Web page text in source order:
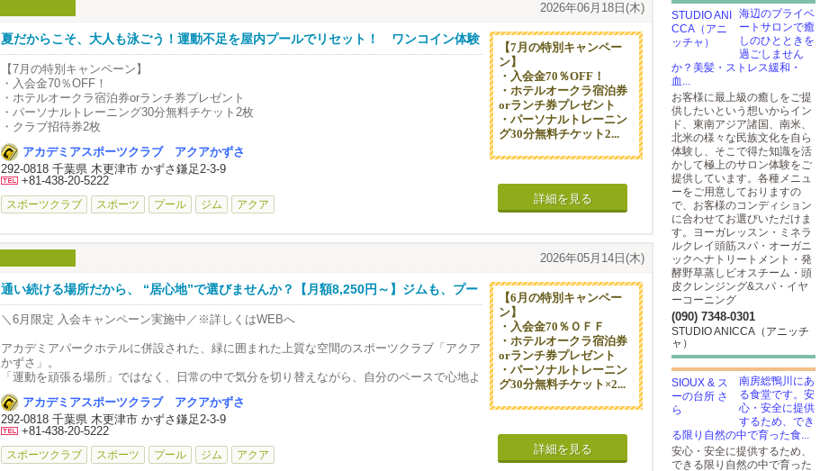
TEL : (0439) 50-9570
■お問い合わせ・詳細はこちらをご覧ください
・カルチャー君津HPhttps://www.culcome.com/
（お電話・メールフォームからお問い合わせください）
・インスタグラムからも随時新着情報をご覧いただけます
https://www.instagram.com/culcome_piacere/
★カルチャー君津は千葉県君津市にあるカルチャーセンターです。多彩な講座を取りそろえ
くことで、わたに空気を含ませ、わた本来の風合いを取り戻すことをいいます。
本来の風合いを取り戻すことで、古かったおふとんや潰れていたおふとんが側生地も新たに
ふっくら蘇ります。
◯しまいっぱなしのおふとんを再生したい
◯重さやサイズを変更したい
◯長期間メンテナンスしていない等
※打ち直しはふとんに限らず
☆羽毛リフォームも受付中ですので打ち直しや
リフォームで不明な点はなんでもお気軽にご相談ください。
2026年06月18日(木)
夏だからこそ、大人も泳ごう！運動不足を屋内プールでリセット！ ワンコイン体験
￥500 ＆ お得な入会特典実施中
【7月の特別キャンペーン】
・入会金70％OFF！
・ホテルオークラ宿泊券orランチ券プレゼント
・パーソナルトレーニング30分無料チケット2枚
・クラブ招待券2枚
・テニススクール無料体験
アカデミアパークホテルに併設された、緑に囲まれた上質な空間のスポーツクラブ「アクア
かずさ」。
「運動を頑張る場所」ではなく、日常の中で気分を切り替えながら、自分のペースで心地よ
く通い続けられる「大人の休日を愉しむ場所」です。
スタジオ： 仲間と楽しみ、心弾ませるエアロビクスや卓球
テニス： 青空の下、爽快なショットでストレスを解放
運動もリフレッシュも、すべてがこの一か所で完結！
その日の気分に合わせて通い方を選べるから、無理なく、心地よく続けられます。
この夏、あなただけの「大人の休日」をアクアかずさで始めてみませんか？
アカデミアスポーツクラブ アクアかずさ
292-0818 千葉県 木更津市 かずさ鎌足2-3-9
+81-438-20-5222
スポーツクラブ スポーツ プール ジム アクア
【7月の特別キャンペー
ン】
・入会金70％OFF！
・ホテルオークラ宿泊券
orランチ券プレゼント
・パーソナルトレーニン
グ30分無料チケット2...
詳細を見る
2026年05月14日(木)
通い続ける場所だから、 “居心地”で選びませんか？【月額8,250円～】ジムも、プー
ルも、スタジオも、テニスも！
＼6月限定 入会キャンペーン実施中／※詳しくはWEBへ
アカデミアパークホテルに併設された、緑に囲まれた上質な空間のスポーツクラブ「アクア
かずさ」。
「運動を頑張る場所」ではなく、日常の中で気分を切り替えながら、自分のペースで心地よ
く通い続けられる「大人の休日を愉しむ場所」です。
トレーニングジム： 理想の体に近づくパーソナル指導
プール： 水の揺らぎと光に癒やされるリフレッシュタイム
スタジオ： 仲間と楽しみ、心弾ませるエアロビクスや卓球
テニス： 青空の下、爽快なショットでストレスを解放
アカデミアスポーツクラブ アクアかずさ
292-0818 千葉県 木更津市 かずさ鎌足2-3-9
+81-438-20-5222
スポーツクラブ スポーツ プール ジム アクア
【6月の特別キャンペー
ン】
・入会金70％ＯＦＦ
・ホテルオークラ宿泊券
orランチ券プレゼント
・パーソナルトレーニン
グ30分無料チケット×2...
詳細を見る
海辺のプライベ
ートサロンで癒
しのひとときを
過ごしません
か？美髪・ストレス緩和・
血...
お客様に最上級の癒しをご提
供したいという想いからイン
ド、東南アジア諸国、南米、
北米の様々な民族文化を自ら
体験し、そこで得た知識を活
かして極上のサロン体験をご
提供しています。各種メニュ
ーをご用意しておりますの
で、お客様のコンディション
に合わせてお選びいただけま
す。ヨーガレッスン・ミネラ
ルクレイ頭筋スパ・オーガニ
ックヘナトリートメント・発
酵野草蒸しビオスチーム・頭
皮クレンジング&スパ・イヤ
ーコーニング
(090) 7348-0301
STUDIO ANICCA（アニッチ
ャ）
南房総鴨川にあ
る食堂です。安
心・安全に提供
するため、でき
る限り自然の中で育った食...
安心・安全に提供するため、
できる限り自然の中で育った